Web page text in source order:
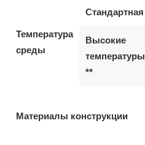
Температура
среды
Стандартная
Высокие
температуры
**
Материалы конструкции